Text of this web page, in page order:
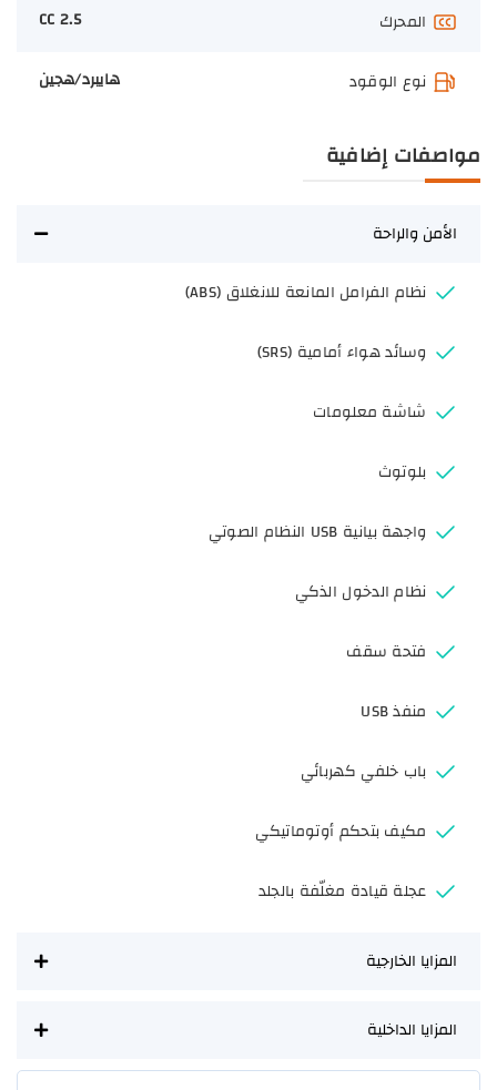
المحرك 2.5 CC
نوع الوقود هايبرد/هجين
مواصفات إضافية
الأمن والراحة
نظام الفرامل المانعة للانغلاق (ABS)
وسائد هواء أمامية (SRS)
شاشة معلومات
بلوتوث
واجهة بيانية USB النظام الصوتي
نظام الدخول الذكي
فتحة سقف
منفذ USB
باب خلفي كهربائي
مكيف بتحكم أوتوماتيكي
عجلة قيادة مغلّفة بالجلد
المزايا الخارجية
المزايا الداخلية